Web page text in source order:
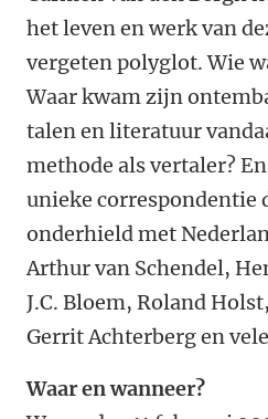
het leven en werk van
vergeten polyglot. Wie
Waar kwam zijn
talen en literatuur
methode als vertaler?
unieke correspondentie
onderhield met
Arthur van Schendel,
J.C. Bloem, Roland
Gerrit Achterberg en
Waar en wanneer?